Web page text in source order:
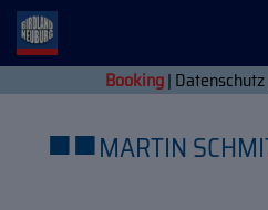
Booking| Datenschutz
■■MARTIN